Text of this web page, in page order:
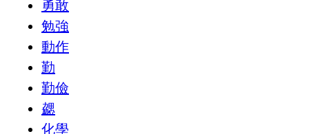
勇敢
勉強
動作
勤
勤儉
勰
化學